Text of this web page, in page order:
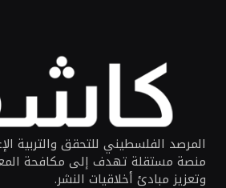
المرصد الفلسطيني للتحقق والتربية
منصة مستقلة تهدف إلى مكافحة
وتعزيز مبادئ أخلاقيات النشر.